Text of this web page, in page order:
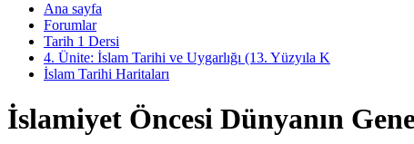
Ana sayfa
Forumlar
Tarih 1 Dersi
4. Ünite: İslam Tarihi ve Uygarlığı (13. Yüzyıla K
İslam Tarihi Haritaları
İslamiyet Öncesi Dünyanın